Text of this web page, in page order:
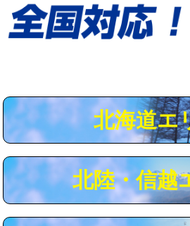
給水管工事※（土の掘削・埋め戻し作
業)
用（追加）/3ｍ超え)
給水管工事※（ライニング鋼管・銅
給水管工事※（ライニング鋼管・銅
管・ポリ管・HT管使用/3ｍ超え)
マス交換（土の掘削・埋め戻し作業）
北海道エ
北陸・信越